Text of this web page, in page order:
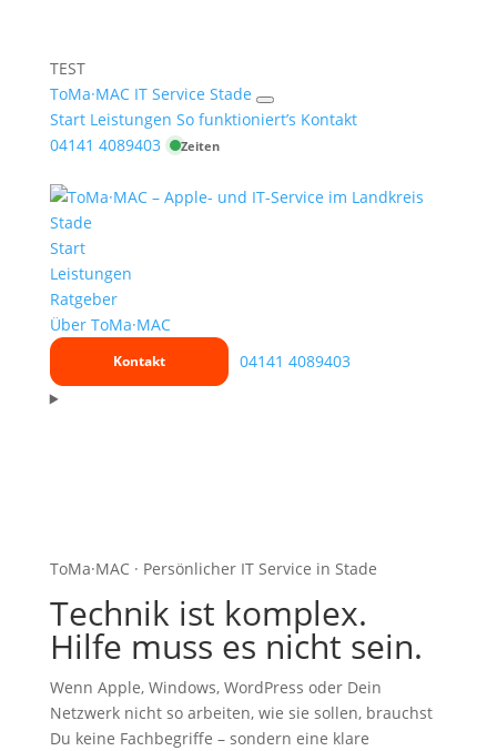
TEST
ToMa·MAC IT Service Stade
Menü
öffnen
Start Leistungen So funktioniert’s Kontakt
04141 4089403
Start
Leistungen
Ratgeber
Über ToMa·MAC
Kontakt 04141 4089403
ToMa·MAC · Persönlicher IT Service in Stade
Technik ist komplex.
Hilfe muss es nicht sein.
Wenn Apple, Windows, WordPress oder Dein
Netzwerk nicht so arbeiten, wie sie sollen, brauchst
Du keine Fachbegriffe – sondern eine klare